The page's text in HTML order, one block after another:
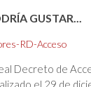
GUSTAR...
Decreto de
el 29 de